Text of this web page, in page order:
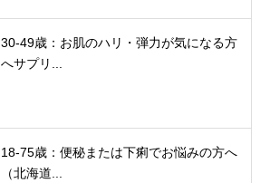
30-49歳：お肌のハリ・弾力が気になる方
へサプリ...
18-75歳：便秘または下痢でお悩みの方へ
（北海道...